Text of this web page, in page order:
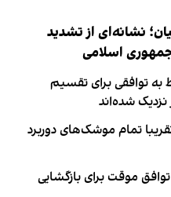
نشانه‌ای از تشدید
اسلامی
به توافقی برای تقسیم
شده‌اند
تمام موشک‌های دوربرد
موقت برای بازگشایی